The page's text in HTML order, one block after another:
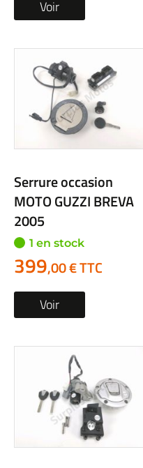
Voir
Serrure occasion
MOTO GUZZI BREVA
2005
1 en stock
399,00 € TTC
Voir